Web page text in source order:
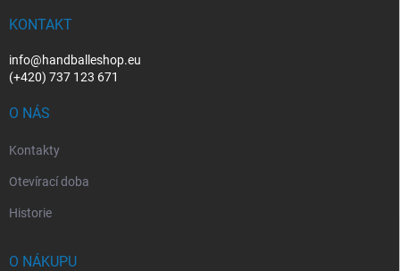
KONTAKT
info@handballeshop.eu
(+420) 737 123 671
O NÁS
Kontakty
Otevírací doba
Historie
O NÁKUPU